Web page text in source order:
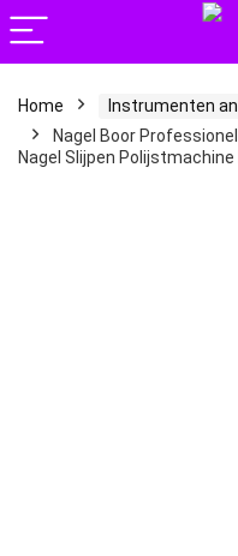
Home Instrumenten
Nagel Boor
Nagel Slijpen Polijstmachine